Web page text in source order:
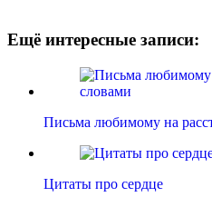
Ещё интересные записи:
Письма любимому на
Цитаты про сердце